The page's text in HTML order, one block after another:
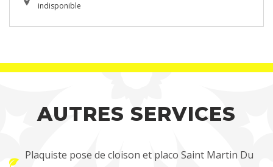
indisponible
AUTRES SERVICES
Plaquiste pose de cloison et placo Saint Martin Du